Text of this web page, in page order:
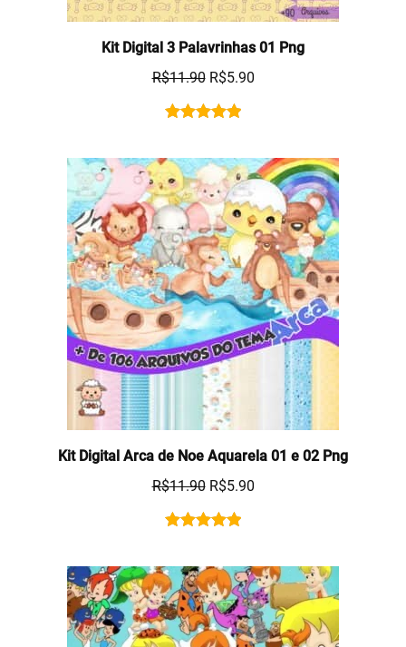
Kit Digital 3 Palavrinhas 01 Png
R$11.90 R$5.90
out of 5
based on
customer
rating
Kit Digital Arca de Noe Aquarela 01 e 02 Png
R$11.90 R$5.90
out of 5
based on
customer
rating